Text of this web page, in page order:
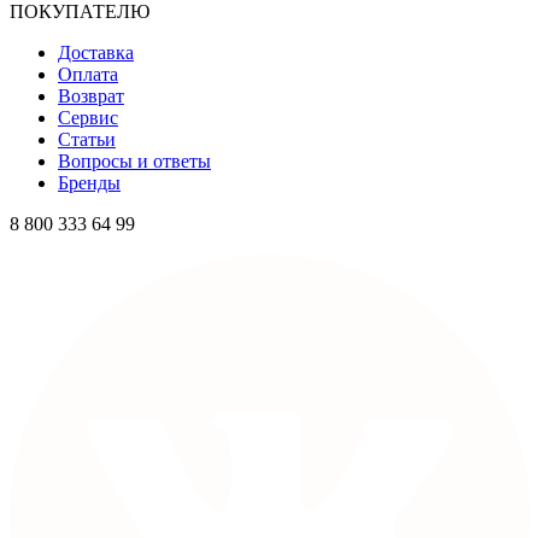
ПОКУПАТЕЛЮ
Доставка
Оплата
Возврат
Сервис
Статьи
Вопросы и ответы
Бренды
8 800 333 64 99